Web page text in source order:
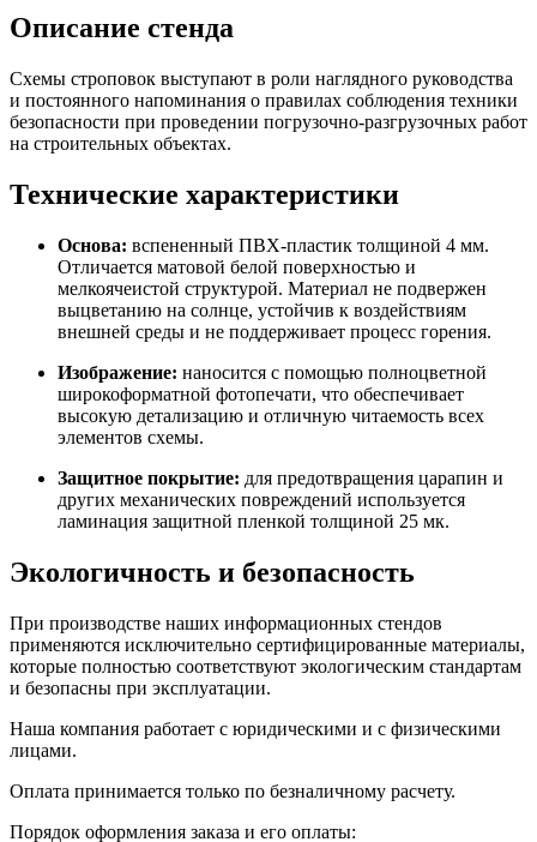
Описание стенда
Схемы строповок выступают в роли наглядного руководства
и постоянного напоминания о правилах соблюдения техники
безопасности при проведении погрузочно-разгрузочных работ
на строительных объектах.
Технические характеристики
Основа: вспененный ПВХ-пластик толщиной 4 мм.
Отличается матовой белой поверхностью и
мелкоячеистой структурой. Материал не подвержен
выцветанию на солнце, устойчив к воздействиям
внешней среды и не поддерживает процесс горения.
Изображение: наносится с помощью полноцветной
широкоформатной фотопечати, что обеспечивает
высокую детализацию и отличную читаемость всех
элементов схемы.
Защитное покрытие: для предотвращения царапин и
других механических повреждений используется
ламинация защитной пленкой толщиной 25 мк.
Экологичность и безопасность
При производстве наших информационных стендов
применяются исключительно сертифицированные материалы,
которые полностью соответствуют экологическим стандартам
и безопасны при эксплуатации.
Наша компания работает с юридическими и с физическими
лицами.
Оплата принимается только по безналичному расчету.
Порядок оформления заказа и его оплаты: